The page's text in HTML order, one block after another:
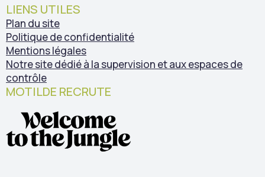
LIENS UTILES
Plan du site
Politique de confidentialité
Mentions légales
Notre site dédié à la supervision et aux espaces de
contrôle
MOTILDE RECRUTE